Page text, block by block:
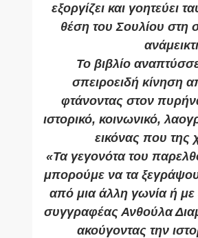
εξοργίζει και γοητεύει
θέση του Σουλίου στη
Το βιβλίο
σπειροειδή κίνηση
φτάνοντας στον
ιστορικό, κοινωνικό,
εικόνας που της
«Τα γεγονότα του
μπορούμε να τα
από μια άλλη γωνία ή με
συγγραφέας Ανθούλα
ακούγοντας την